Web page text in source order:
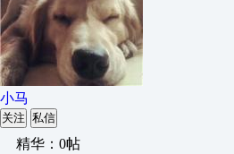
小马
关注 私信
精华：0帖